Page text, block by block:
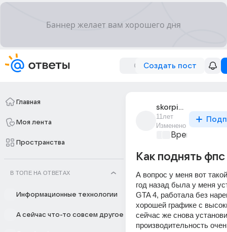
Создать пост
Главная
Моя лента
Пространства
В ТОПЕ НА ОТВЕТАХ
Информационные технологии
А сейчас что-то совсем другое
skorpioncool
11лет
Изменено
Время игр
Как поднять фпс
А вопрос у меня вот
год назад была у меня
GTA 4, работала без
хорошей графике с
сейчас же снова
производительность